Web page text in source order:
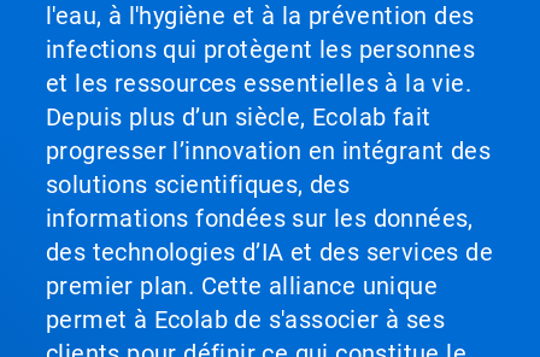
l'eau, à l'hygiène et à la prévention des
infections qui protègent les personnes
et les ressources essentielles à la vie.
Depuis plus d’un siècle, Ecolab fait
progresser l’innovation en intégrant des
solutions scientifiques, des
informations fondées sur les données,
des technologies d’IA et des services de
premier plan. Cette alliance unique
permet à Ecolab de s'associer à ses